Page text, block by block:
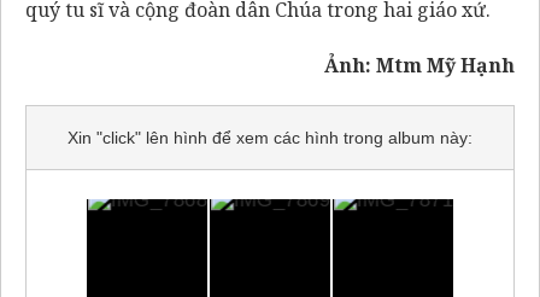
quý tu sĩ và cộng đoàn dân Chúa trong hai giáo xứ.
Ảnh: Mtm Mỹ Hạnh
Xin "click" lên hình để xem các hình trong album này: